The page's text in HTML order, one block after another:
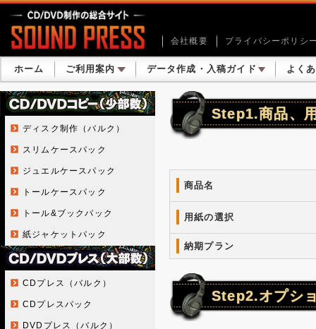
会社概要 プライバシーポリシ
ホーム ご利用案内 データ作成・入稿ガイド よく
ディスク制作（バルク）
スリムケースパック
ジュエルケースパック
トールケースパック
トール&ブックパック
紙ジャケットパック
CDプレス（バルク）
CDプレスパック
DVDプレス（バルク）
Step1.商品、
商品名
用紙の選択
納期プラン
Step2.オプシ